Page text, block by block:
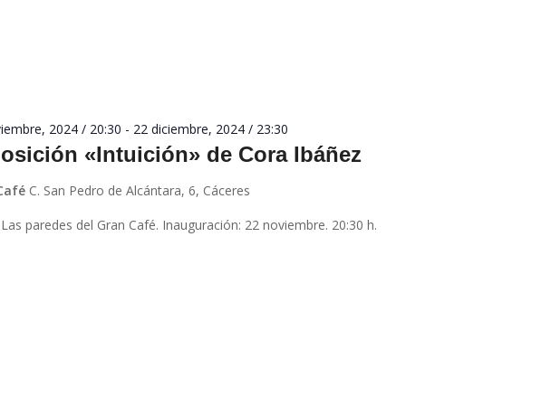
«Intuición» de Cora Ibáñez
2024 / 20:30 - 22 diciembre, 2024 / 23:30
C. San Pedro de Alcántara, 6, Cáceres
paredes del Gran Café. Inauguración: 22 noviembre. 20:30 h.